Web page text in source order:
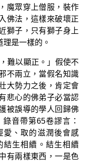
魔眾穿上僧服，裝作
佛法，這樣來破壞正
獅子，只有獅子身上
是一樣的。
難以顯正。」假使不
不兩立，當假名知識
大勢力之後，肯定會
悲心的佛弟子必當認
被誤導的學人回歸佛
音帶第65卷謬言：
愛、取的滋潤後會感
結生相續。結生相續
有兩樣東西，一是色